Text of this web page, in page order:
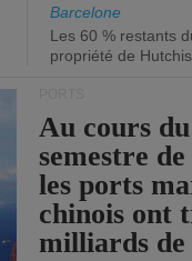
Barcelone
Les 60 % restants
propriété de
Au cours
semestre
les ports
chinois ont
milliards de